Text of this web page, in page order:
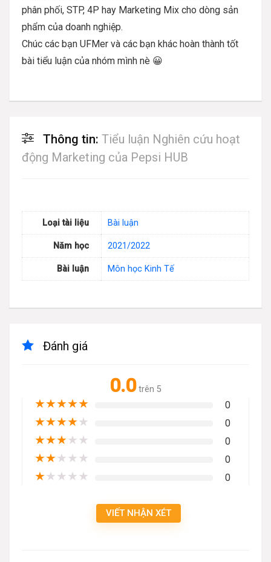
phân phối, STP, 4P hay Marketing Mix cho dòng sản
phẩm của doanh nghiệp.
Chúc các bạn UFMer và các bạn khác hoàn thành tốt
bài tiểu luận của nhóm mình nè 😀
Thông tin: Tiểu luận Nghiên cứu hoạt
động Marketing của Pepsi HUB
Loại tài liệu Bài luận
Năm học 2021/2022
Bài luận Môn học Kinh Tế
Đánh giá
0.0 trên 5
★★★★★ 0
★★★★★ 0
★★★★★ 0
★★★★★ 0
★★★★★ 0
VIẾT NHẬN XÉT